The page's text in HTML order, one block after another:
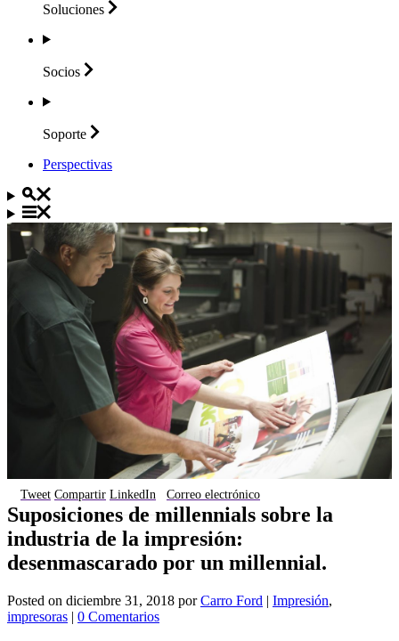
Soluciones
Socios
Soporte
Perspectivas
Tweet Compartir LinkedIn Correo electrónico
Suposiciones de millennials sobre la
industria de la impresión:
desenmascarado por un millennial.
Posted on diciembre 31, 2018 porCarro Ford | Impresión,
impresoras | 0 Comentarios